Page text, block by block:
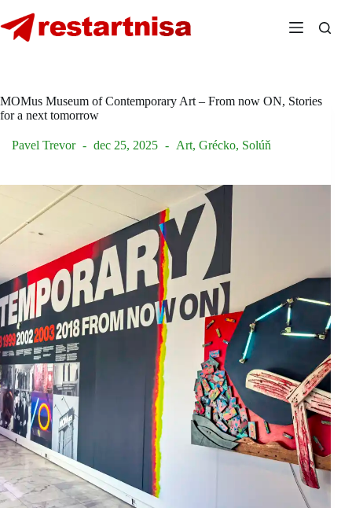
to
content
MOMus Museum of Contemporary Art – From now ON, Stories
for a next tomorrow
Pavel Trevor dec 25, 2025 Art, Grécko, Solúň